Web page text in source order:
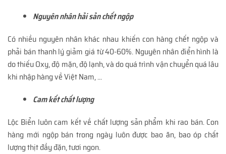
Nguyên nhân hải sản chết ngộp
Có nhiều nguyên nhân khác nhau khiến con hàng chết ngộp và
phải bán thanh lý giảm giá từ 40-60%. Nguyên nhân điển hình là
do thiếu Oxy, độ mặn, độ lạnh, và do quá trình vận chuyển quá lâu
khi nhập hàng về Việt Nam, ...
Cam kết chất lượng
Lộc Biển luôn cam kết về chất lượng sản phẩm khi rao bán. Con
hàng mới ngộp bán trong ngày luôn được bao ăn, bao óp chất
lượng thịt đầy đặn, tươi ngon.